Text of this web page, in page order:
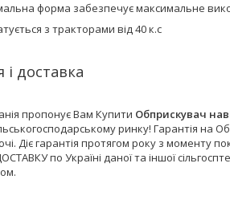
форма забезпечує максимальне
з тракторами від 40 к.с
і доставка
пропонує Вам Купити Обприскувач
ринку! Гарантія на
Діє гарантія протягом року з моменту
по Україні даної та іншої